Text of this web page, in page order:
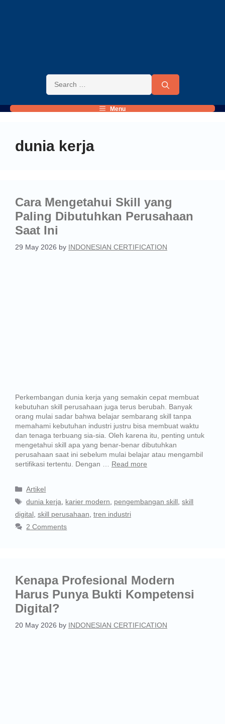
Menu
dunia kerja
Cara Mengetahui Skill yang
Paling Dibutuhkan Perusahaan
Saat Ini
29 May 2026 by INDONESIAN CERTIFICATION
Perkembangan dunia kerja yang semakin cepat membuat
kebutuhan skill perusahaan juga terus berubah. Banyak
orang mulai sadar bahwa belajar sembarang skill tanpa
memahami kebutuhan industri justru bisa membuat waktu
dan tenaga terbuang sia-sia. Oleh karena itu, penting untuk
mengetahui skill apa yang benar-benar dibutuhkan
perusahaan saat ini sebelum mulai belajar atau mengambil
sertifikasi tertentu. Dengan … Read more
Artikel
dunia kerja
karier modern pengembangan skill ,skill
digital skill perusahaan tren industri
2 Comments
Kenapa Profesional Modern
Harus Punya Bukti Kompetensi
Digital?
20 May 2026 by INDONESIAN CERTIFICATION